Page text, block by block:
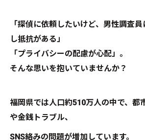
「探偵に依頼したいけど、男性調査
し抵抗がある」
「プライバシーの配慮が心配」。
そんな思いを抱いていませんか？
福岡県では人口約510万人の中で、都
や金銭トラブル、
SNS絡みの問題が増加しています。